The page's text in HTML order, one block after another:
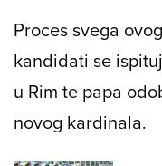
Proces svega
kandidati se
u Rim te papa
novog kardinala.